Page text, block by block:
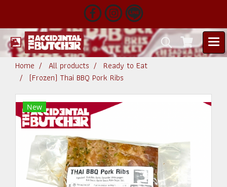
Home All products
Ready to Eat
(Frozen) Thai BBQ Pork Ribs
New